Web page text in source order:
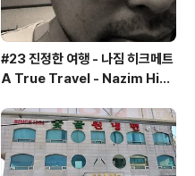
#23 진정한 여행 - 나짐 히크메트
A True Travel - Nazim Hik